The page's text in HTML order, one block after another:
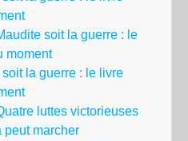
soit la guerre : le
moment
soit la guerre : le livre
luttes victorieuses
peut marcher